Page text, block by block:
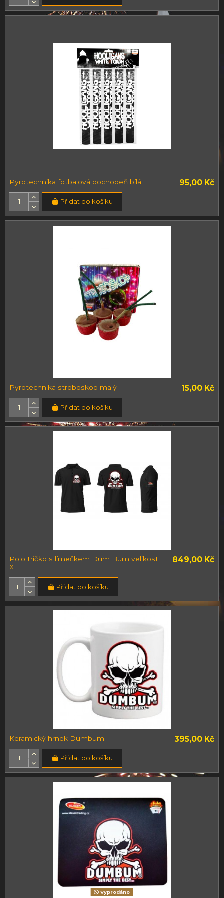
Pyrotechnika fotbalová pochodeň bílá 95,00 Kč
Přidat do košíku
Pyrotechnika stroboskop malý 15,00 Kč
Přidat do košíku
Polo tričko s límečkem Dum Bum velikost
XL
849,00 Kč
Přidat do košíku
Keramický hrnek Dumbum 395,00 Kč
Přidat do košíku
Vyprodáno